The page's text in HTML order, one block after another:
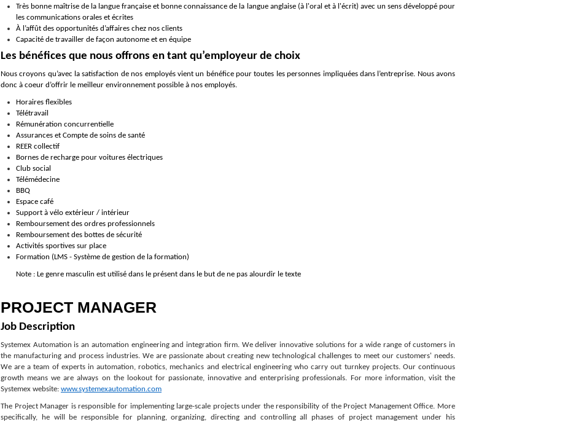
Très bonne maîtrise de la langue française et bonne connaissance de la langue anglaise (à l'oral et à l'écrit) avec un sens développé pour
les communications orales et écrites
À l’affût des opportunités d’affaires chez nos clients
Capacité de travailler de façon autonome et en équipe
Les bénéfices que nous offrons en tant qu’employeur de choix
Nous croyons qu’avec la satisfaction de nos employés vient un bénéfice pour toutes les personnes impliquées dans l’entreprise. Nous avons
donc à coeur d’offrir le meilleur environnement possible à nos employés.
Horaires flexibles
Télétravail
Rémunération concurrentielle
Assurances et Compte de soins de santé
REER collectif
Bornes de recharge pour voitures électriques
Club social
Télémédecine
BBQ
Espace café
Support à vélo extérieur / intérieur
Remboursement des ordres professionnels
Remboursement des bottes de sécurité
Activités sportives sur place
Formation (LMS - Système de gestion de la formation)
Note : Le genre masculin est utilisé dans le présent dans le but de ne pas alourdir le texte
PROJECT MANAGER
Job Description
Systemex Automation is an automation engineering and integration firm. We deliver innovative solutions for a wide range of customers in
the manufacturing and process industries. We are passionate about creating new technological challenges to meet our customers' needs.
We are a team of experts in automation, robotics, mechanics and electrical engineering who carry out turnkey projects. Our continuous
growth means we are always on the lookout for passionate, innovative and enterprising professionals. For more information, visit the
Systemex website: www.systemexautomation.com
The Project Manager is responsible for implementing large-scale projects under the responsibility of the Project Management Office. More
specifically, he will be responsible for planning, organizing, directing and controlling all phases of project management under his